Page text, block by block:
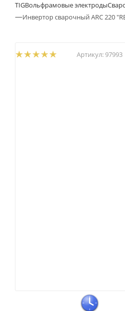
TIGВольфрамовые электроды
—Инвертор сварочный ARC 220
Артикул:97993